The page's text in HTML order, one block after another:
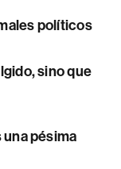
políticos
sino que
pésima